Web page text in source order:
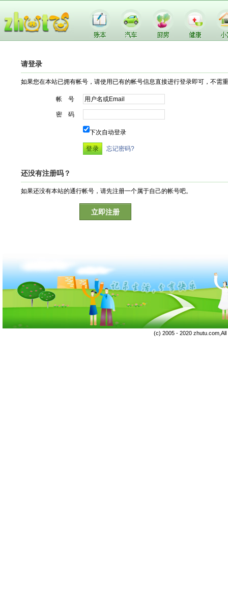
请登录
如果您在本站已拥有帐号，请使用已有的帐号信息直接进行登录即可，不需
帐 号
密 码
下次自动登录
忘记密码?
还没有注册吗？
如果还没有本站的通行帐号，请先注册一个属于自己的帐号吧。
立即注册
(c) 2005 - 2020